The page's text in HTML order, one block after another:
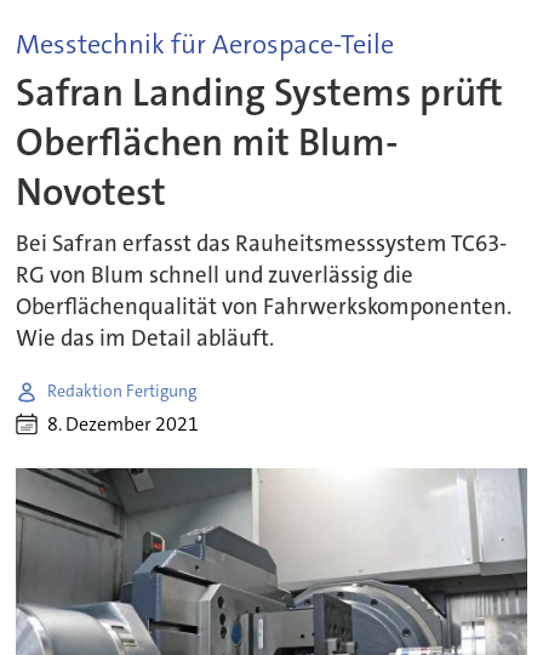
Messtechnik für Aerospace-Teile
Safran Landing Systems prüft
Oberflächen mit Blum-
Novotest
Bei Safran erfasst das Rauheitsmesssystem TC63-
RG von Blum schnell und zuverlässig die
Oberflächenqualität von Fahrwerkskomponenten.
Wie das im Detail abläuft.
Redaktion Fertigung
8. Dezember 2021